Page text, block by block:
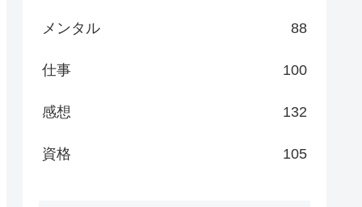
メンタル 88
仕事 100
感想 132
資格 105